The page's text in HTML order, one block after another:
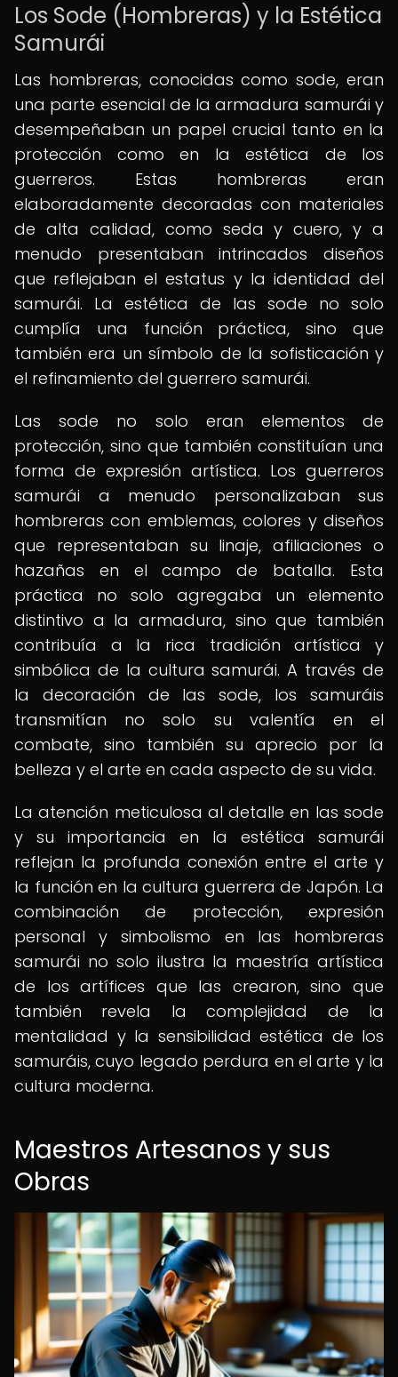
Los Sode (Hombreras) y la Estética
Samurái
Las hombreras, conocidas como sode, eran
una parte esencial de la armadura samurái y
desempeñaban un papel crucial tanto en la
protección como en la estética de los
guerreros. Estas hombreras eran
elaboradamente decoradas con materiales
de alta calidad, como seda y cuero, y a
menudo presentaban intrincados diseños
que reflejaban el estatus y la identidad del
samurái. La estética de las sode no solo
cumplía una función práctica, sino que
también era un símbolo de la sofisticación y
el refinamiento del guerrero samurái.
Las sode no solo eran elementos de
protección, sino que también constituían una
forma de expresión artística. Los guerreros
samurái a menudo personalizaban sus
hombreras con emblemas, colores y diseños
que representaban su linaje, afiliaciones o
hazañas en el campo de batalla. Esta
práctica no solo agregaba un elemento
distintivo a la armadura, sino que también
contribuía a la rica tradición artística y
simbólica de la cultura samurái. A través de
la decoración de las sode, los samuráis
transmitían no solo su valentía en el
combate, sino también su aprecio por la
belleza y el arte en cada aspecto de su vida.
La atención meticulosa al detalle en las sode
y su importancia en la estética samurái
reflejan la profunda conexión entre el arte y
la función en la cultura guerrera de Japón. La
combinación de protección, expresión
personal y simbolismo en las hombreras
samurái no solo ilustra la maestría artística
de los artífices que las crearon, sino que
también revela la complejidad de la
mentalidad y la sensibilidad estética de los
samuráis, cuyo legado perdura en el arte y la
cultura moderna.
Maestros Artesanos y sus
Obras